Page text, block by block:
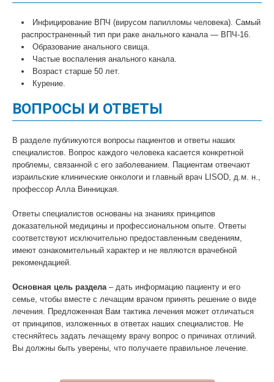
Инфицирование ВПЧ (вирусом папилломы человека). Самый
распространенный тип при раке анального канала — ВПЧ-16.
Образование анального свища.
Частые воспаления анального канала.
Возраст старше 50 лет.
Курение.
ВОПРОСЫ И ОТВЕТЫ
В разделе публикуются вопросы пациентов и ответы наших
специалистов. Вопрос каждого человека касается конкретной
проблемы, связанной с его заболеванием. Пациентам отвечают
израильские клинические онкологи и главный врач LISOD, д.м. н.,
профессор Алла Винницкая.
Ответы специалистов основаны на знаниях принципов
доказательной медицины и профессиональном опыте. Ответы
соответствуют исключительно предоставленным сведениям,
имеют ознакомительный характер и не являются врачебной
рекомендацией.
Основная цель раздела– дать информацию пациенту и его
семье, чтобы вместе с лечащим врачом принять решение о виде
лечения. Предложенная Вам тактика лечения может отличаться
от принципов, изложенных в ответах наших специалистов. Не
стесняйтесь задать лечащему врачу вопрос о причинах отличий.
Вы должны быть уверены, что получаете правильное лечение.